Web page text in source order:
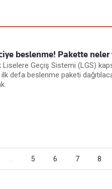
beslenme! Pakette neler
Liselere Geçiş Sistemi (LGS)
defa beslenme paketi
... 5 6 7 8